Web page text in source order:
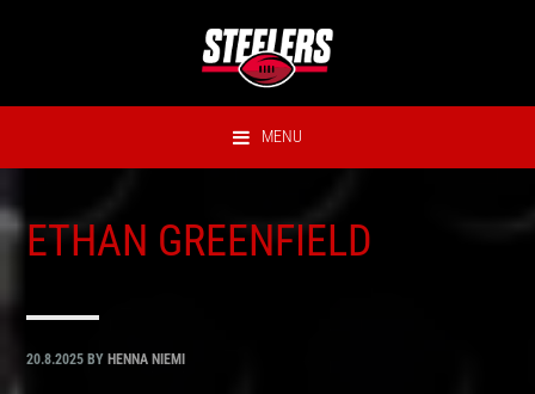
MENU
ETHAN GREENFIELD
20.8.2025 BY HENNA NIEMI